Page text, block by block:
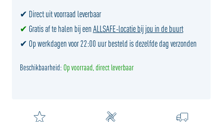
✔ Direct uit voorraad leverbaar
✔ Gratis af te halen bij eenALLSAFE-locatie bij jou in de buurt
✔ Op werkdagen voor 22:00 uur besteld is dezelfde dag verzonden
Beschikbaarheid: Op voorraad, direct leverbaar